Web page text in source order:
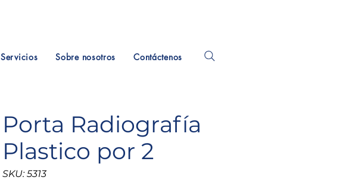
Servicios Sobre nosotros Contáctenos
Porta Radiografía
Plastico por 2
SKU: 5313